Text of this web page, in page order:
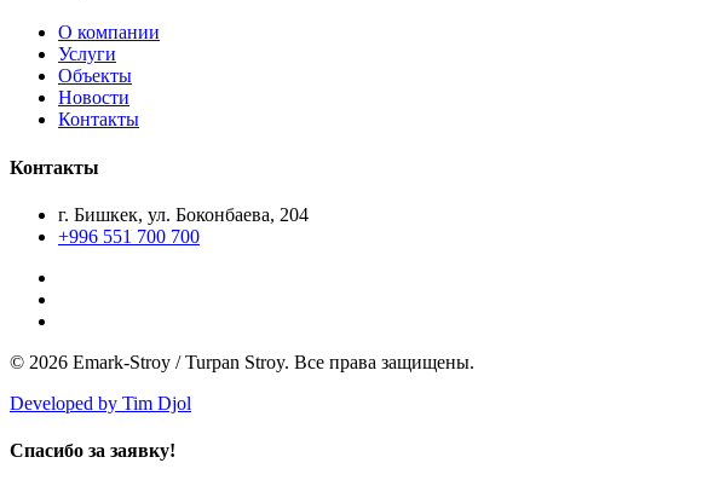
О компании
Услуги
Объекты
Новости
Контакты
Контакты
г. Бишкек, ул. Боконбаева, 204
+996 551 700 700
© 2026 Emark-Stroy / Turpan Stroy. Все права защищены.
Developed by Tim Djol
Спасибо за заявку!